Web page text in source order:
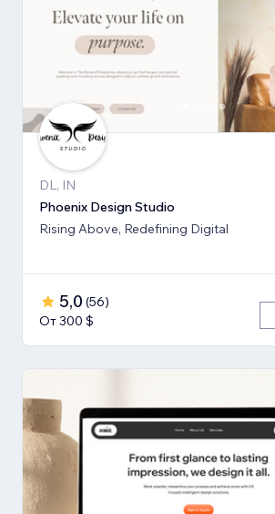
DL, IN
Phoenix Design Studio
Rising Above, Redefining Digital
5,0 (56)
От 300 $